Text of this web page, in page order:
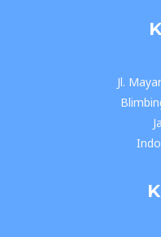
Jl.